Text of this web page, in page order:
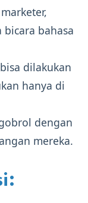
bicara bahasa
dilakukan
hanya di
dengan
mereka.